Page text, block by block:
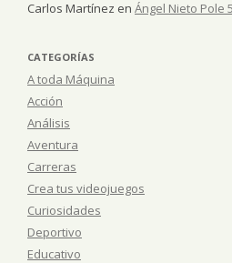
Carlos Martínez en Ángel Nieto Pole
CATEGORÍAS
A toda Máquina
Acción
Análisis
Aventura
Carreras
Crea tus videojuegos
Curiosidades
Deportivo
Educativo